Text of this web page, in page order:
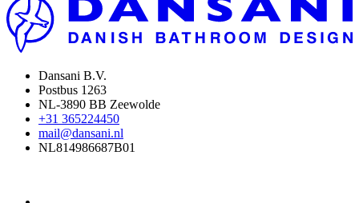
Dansani B.V.
Postbus 1263
NL-3890 BB Zeewolde
+31 365224450
mail@dansani.nl
NL814986687B01